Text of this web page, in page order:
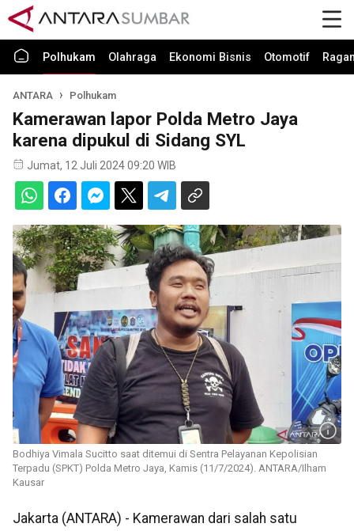
Polhukam Olahraga Ekonomi Bisnis Otomotif
ANTARA Polhukam
Kamerawan lapor Polda Metro Jaya
karena dipukul di Sidang SYL
Jumat, 12 Juli 2024 09:20 WIB
Bodhiya Vimala Sucitto saat ditemui di Sentra Pelayanan Kepolisian
Terpadu (SPKT) Polda Metro Jaya, Kamis (11/7/2024). ANTARA/Ilham
Kausar
Jakarta (ANTARA) - Kamerawan dari salah satu